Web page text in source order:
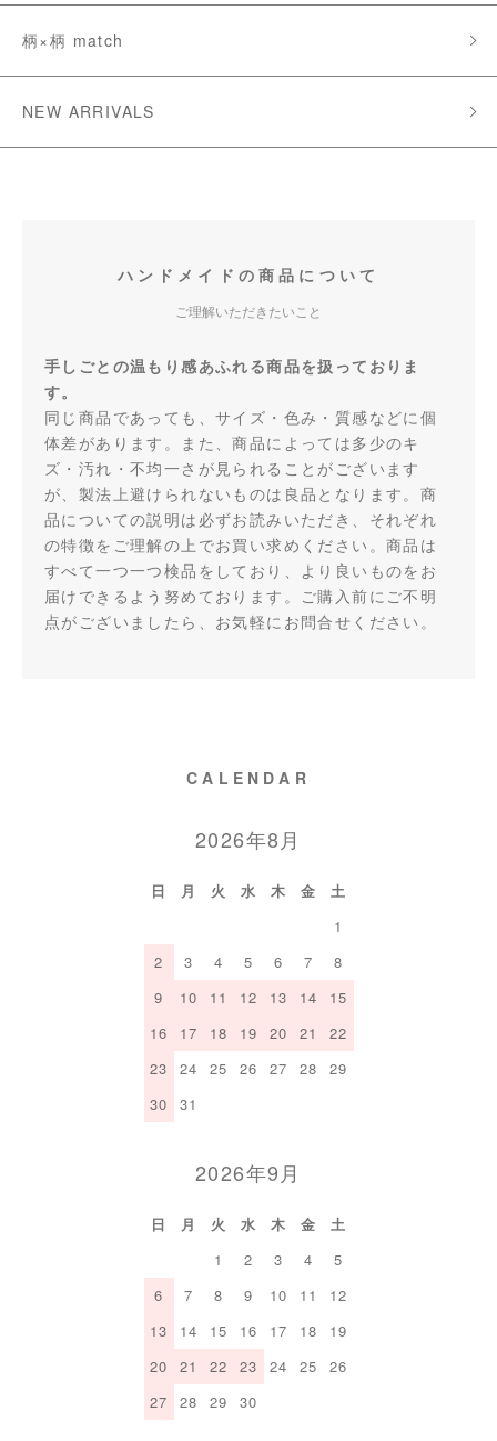
柄×柄 match
NEW ARRIVALS
ハンドメイドの商品について
ご理解いただきたいこと
手しごとの温もり感あふれる商品を扱っておりま
す。
同じ商品であっても、サイズ・色み・質感などに個
体差があります。また、商品によっては多少のキ
ズ・汚れ・不均一さが見られることがございます
が、製法上避けられないものは良品となります。商
品についての説明は必ずお読みいただき、それぞれ
の特徴をご理解の上でお買い求めください。商品は
すべて一つ一つ検品をしており、より良いものをお
届けできるよう努めております。ご購入前にご不明
点がございましたら、お気軽にお問合せください。
CALENDAR
2026年8月
日 月 火 水 木 金
土
1
2
3 4 5 6 7
8
9
10 11 12 13 14
15
16
17 18 19 20 21
22
23
24 25 26 27 28
29
30
31
2026年9月
日 月 火 水 木 金
土
1
2 3 4
5
6
7 8 9 10 11
12
13
14 15 16 17 18
19
20
21 22 23 24 25
26
27
28 29 30